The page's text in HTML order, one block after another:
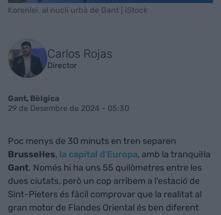
Korenlei, al nucli urbà de Gant | iStock
Carlos Rojas
Director
Gant, Bèlgica
29 de Desembre de 2024 - 05:30
Poc menys de 30 minuts en tren separen
Brussel·les, la capital d'Europa, amb la tranquil·la
Gant. Només hi ha uns 55 quilòmetres entre les
dues ciutats, però un cop arribem a l'estació de
Sint-Pieters és fàcil comprovar que la realitat al
gran motor de Flandes Oriental és ben diferent